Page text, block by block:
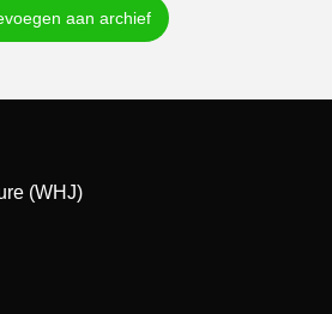
aan archief
(WHJ)